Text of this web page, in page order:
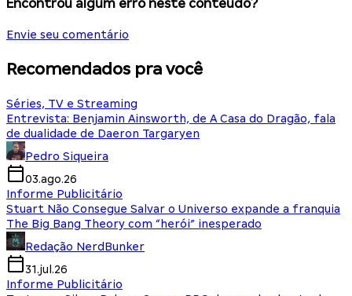
Encontrou algum erro neste conteúdo?
Envie seu comentário
Recomendados pra você
Séries, TV e Streaming
Entrevista: Benjamin Ainsworth, de A Casa do Dragão, fala
de dualidade de Daeron Targaryen
Pedro Siqueira
03.ago.26
Informe Publicitário
Stuart Não Consegue Salvar o Universo expande a franquia
The Big Bang Theory com “herói” inesperado
Redação NerdBunker
31.jul.26
Informe Publicitário